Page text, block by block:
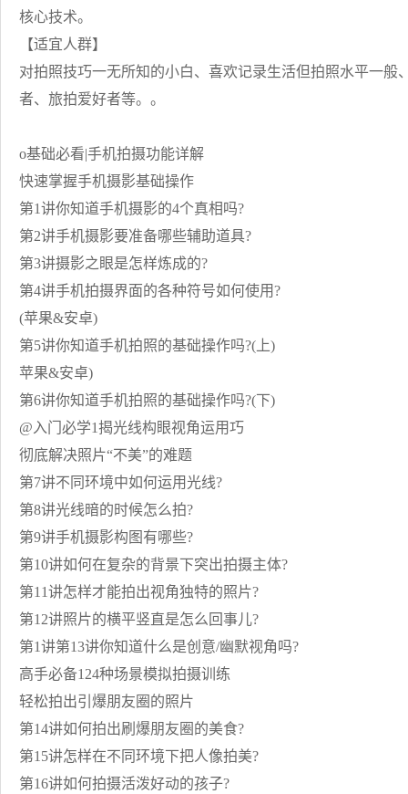
核心技术。
【适宜人群】
对拍照技巧一无所知的小白、喜欢记录生活但拍照水平一
者、旅拍爱好者等。。
o基础必看|手机拍摄功能详解
快速掌握手机摄影基础操作
第1讲你知道手机摄影的4个真相吗?
第2讲手机摄影要准备哪些辅助道具?
第3讲摄影之眼是怎样炼成的?
第4讲手机拍摄界面的各种符号如何使用?
(苹果&安卓)
第5讲你知道手机拍照的基础操作吗?(上)
苹果&安卓)
第6讲你知道手机拍照的基础操作吗?(下)
@入门必学1揭光线构眼视角运用巧
彻底解决照片“不美”的难题
第7讲不同环境中如何运用光线?
第8讲光线暗的时候怎么拍?
第9讲手机摄影构图有哪些?
第10讲如何在复杂的背景下突出拍摄主体?
第11讲怎样才能拍出视角独特的照片?
第12讲照片的横平竖直是怎么回事儿?
第1讲第13讲你知道什么是创意/幽默视角吗?
高手必备124种场景模拟拍摄训练
轻松拍出引爆朋友圈的照片
第14讲如何拍出刷爆朋友圈的美食?
第15讲怎样在不同环境下把人像拍美?
第16讲如何拍摄活泼好动的孩子?